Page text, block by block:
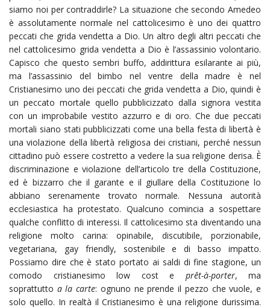
siamo noi per contraddirle? La situazione che secondo Amedeo
è assolutamente normale nel cattolicesimo è uno dei quattro
peccati che grida vendetta a Dio. Un altro degli altri peccati che
nel cattolicesimo grida vendetta a Dio è l’assassinio volontario.
Capisco che questo sembri buffo, addirittura esilarante ai più,
ma l’assassinio del bimbo nel ventre della madre è nel
Cristianesimo uno dei peccati che grida vendetta a Dio, quindi è
un peccato mortale quello pubblicizzato dalla signora vestita
con un improbabile vestito azzurro e di oro. Che due peccati
mortali siano stati pubblicizzati come una bella festa di libertà è
una violazione della libertà religiosa dei cristiani, perché nessun
cittadino può essere costretto a vedere la sua religione derisa. È
discriminazione e violazione dell’articolo tre della Costituzione,
ed è bizzarro che il garante e il giullare della Costituzione lo
abbiano serenamente trovato normale. Nessuna autorità
ecclesiastica ha protestato. Qualcuno comincia a sospettare
qualche conflitto di interessi. Il cattolicesimo sta diventando una
religione molto carina: opinabile, discutibile, porzionabile,
vegetariana, gay friendly, sostenibile e di basso impatto.
Possiamo dire che è stato portato ai saldi di fine stagione, un
comodo cristianesimo low cost e prêt-à-porter, ma
soprattutto a la carte: ognuno ne prende il pezzo che vuole, e
solo quello. In realtà il Cristianesimo è una religione durissima.